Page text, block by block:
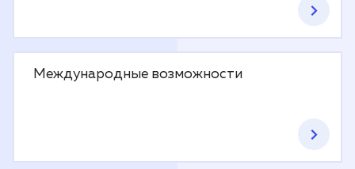
Международные возможности